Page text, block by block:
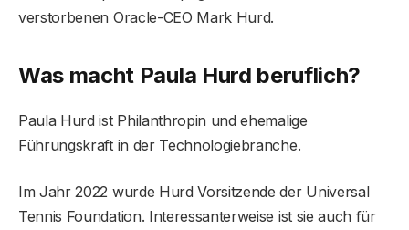
verstorbenen Oracle-CEO Mark Hurd.
Was macht Paula Hurd beruflich?
Paula Hurd ist Philanthropin und ehemalige
Führungskraft in der Technologiebranche.
Im Jahr 2022 wurde Hurd Vorsitzende der Universal
Tennis Foundation. Interessanterweise ist sie auch für